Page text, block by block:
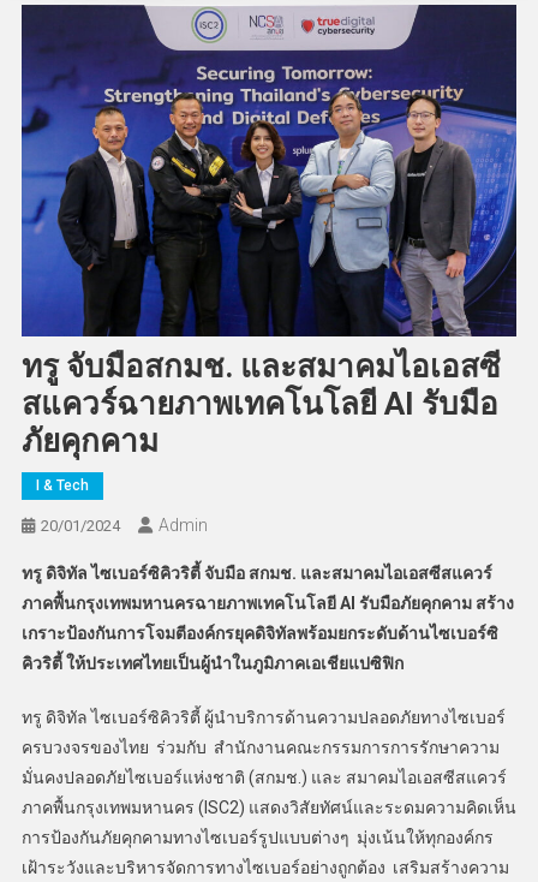
ทรู จับมือสกมช. และสมาคมไอเอสซี
สแควร์ฉายภาพเทคโนโลยี AI รับมือ
ภัยคุกคาม
I & Tech
20/01/2024 Admin
ทรู ดิจิทัล ไซเบอร์ซิคิวริตี้ จับมือ สกมช. และสมาคมไอเอสซีสแควร์
ภาคพื้นกรุงเทพมหานครฉายภาพเทคโนโลยีAI รับมือภัยคุกคาม สร้าง
เกราะป้องกันการโจมตีองค์กรยุคดิจิทัลพร้อมยกระดับด้านไซเบอร์ซิ
คิวริตี้ ให้ประเทศไทยเป็นผู้นำในภูมิภาคเอเชียแปซิฟิก
ทรู ดิจิทัล ไซเบอร์ซิคิวริตี้ ผู้นำบริการด้านความปลอดภัยทางไซเบอร์
ครบวงจรของไทย ร่วมกับ สำนักงานคณะกรรมการการรักษาความ
มั่นคงปลอดภัยไซเบอร์แห่งชาติ (สกมช.) และ สมาคมไอเอสซีสแควร์
ภาคพื้นกรุงเทพมหานคร (ISC2) แสดงวิสัยทัศน์และระดมความคิดเห็น
การป้องกันภัยคุกคามทางไซเบอร์รูปแบบต่างๆ มุ่งเน้นให้ทุกองค์กร
เฝ้าระวังและบริหารจัดการทางไซเบอร์อย่างถูกต้อง เสริมสร้างความ